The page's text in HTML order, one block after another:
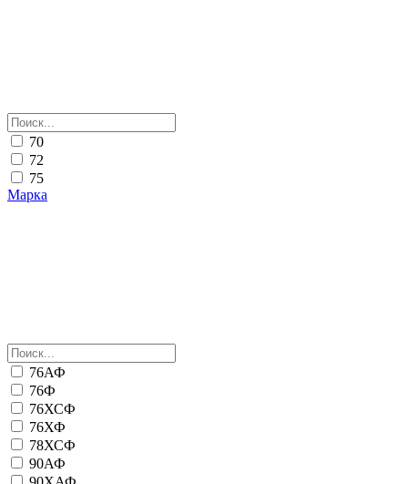
70
72
75
Марка
76АФ
76Ф
76ХСФ
76ХФ
78ХСФ
90АФ